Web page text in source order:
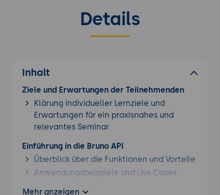
Details
Inhalt
Ziele und Erwartungen der Teilnehmenden
Klärung individueller Lernziele und
Erwartungen für ein praxisnahes und
relevantes Seminar
Einführung in die Bruno API
Überblick über die Funktionen und Vorteile
Anwendungsbeispiele und Use Cases
Authentifizierung und Autorisierung
Mehr anzeigen